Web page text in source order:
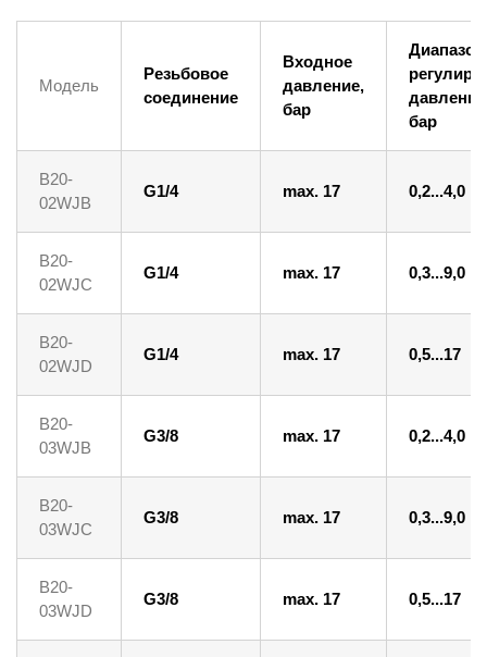
Модель
Резьбовое
соединение
Входное
давление,
бар
Диапазон
бар
B20-
02WJB
G1/4 max. 17 0,2...4,0
B20-
02WJC
G1/4 max. 17 0,3...9,0
B20-
02WJD
G1/4 max. 17 0,5...17
B20-
03WJB
G3/8 max. 17 0,2...4,0
B20-
03WJC
G3/8 max. 17 0,3...9,0
B20-
03WJD
G3/8 max. 17 0,5...17